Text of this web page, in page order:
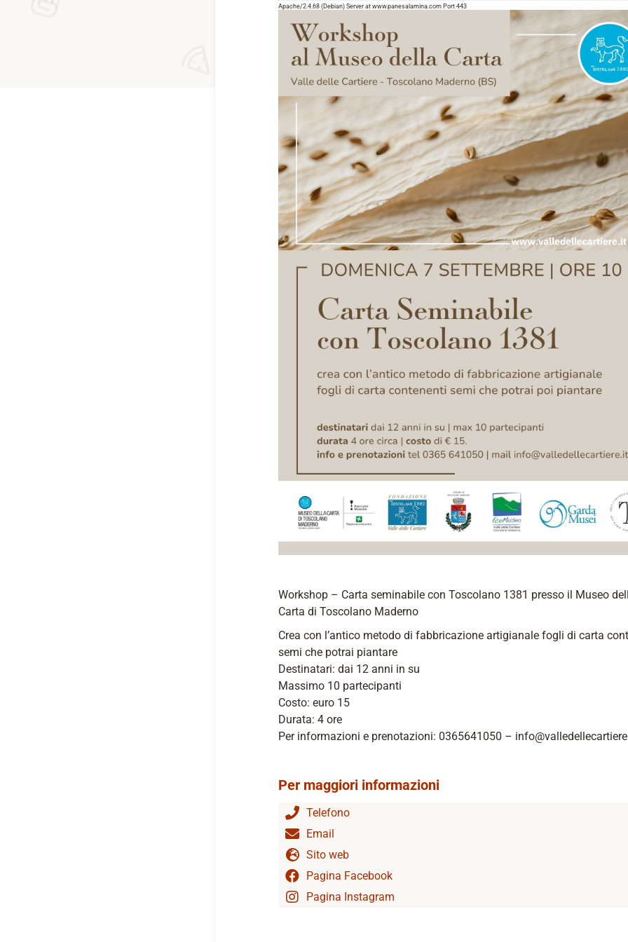
Apache/2.4.68 (Debian) Server at www.panesalamina.com Port 443
​Workshop – Carta seminabile con Toscolano 1381 presso il Museo
Carta di Toscolano Maderno
Crea con l’antico metodo di fabbricazione artigianale fogli di carta
semi che potrai piantare
Destinatari: dai 12 anni in su
Massimo 10 partecipanti
Costo: euro 15
Durata: 4 ore
Per informazioni e prenotazioni: 0365641050 –
Per maggiori informazioni
Telefono
Email
Sito web
Pagina Facebook
Pagina Instagram